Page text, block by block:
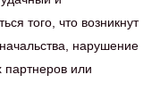
того, что возникнут
нарушение
партнеров или